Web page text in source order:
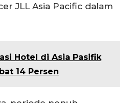
JLL Asia Pacific dalam
Hotel di Asia Pasifik
14 Persen